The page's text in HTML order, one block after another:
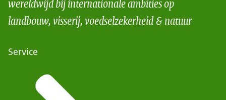
landbouw, visserij, voedselzekerheid & natuur
Service